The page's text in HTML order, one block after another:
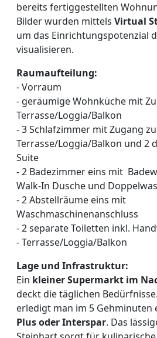
bereits fertiggestellten
Bilder wurden mittels Virtual
um das Einrichtungspotenzial
visualisieren.
Raumaufteilung:
- Vorraum
- geräumige Wohnküche mit
Terrasse/Loggia/Balkon
- 3 Schlafzimmer mit Zugang
Terrasse/Loggia/Balkon und 2
Suite
- 2 Badezimmer eins mit
Walk-In Dusche und
- 2 Abstellräume eins mit
Waschmaschinenanschluss
- 2 separate Toiletten inkl.
- Terrasse/Loggia/Balkon
Lage und Infrastruktur:
Ein kleiner Supermarkt im
deckt die täglichen
erledigt man im 5 Gehminuten
Plus oder Interspar. Das